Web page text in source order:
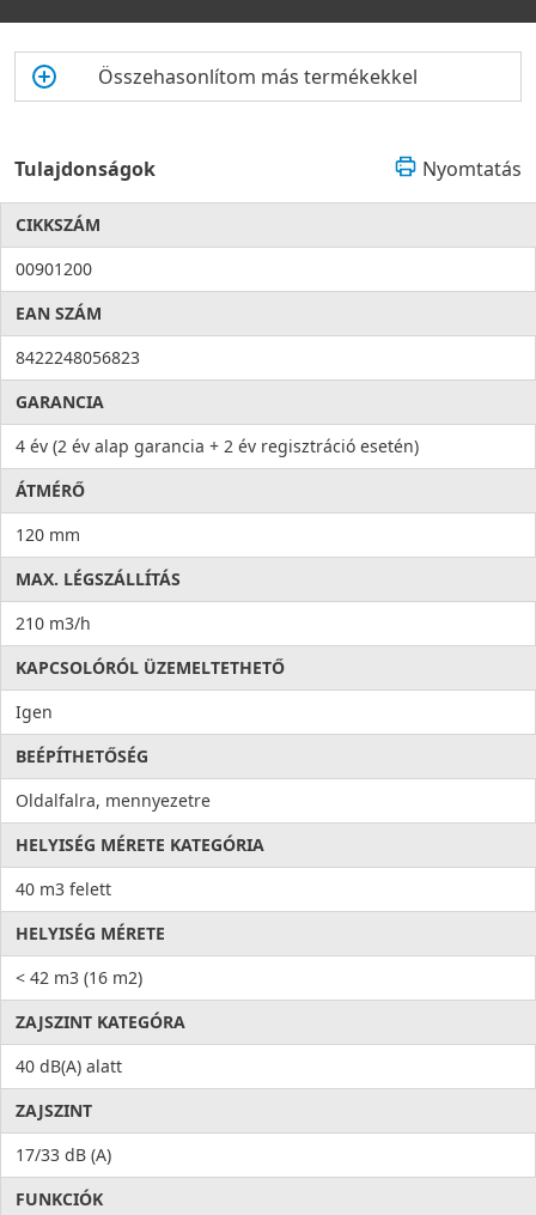
Összehasonlítom más termékekkel
Tulajdonságok Nyomtatás
CIKKSZÁM
00901200
EAN SZÁM
8422248056823
GARANCIA
4 év (2 év alap garancia + 2 év regisztráció esetén)
ÁTMÉRŐ
120 mm
MAX. LÉGSZÁLLÍTÁS
210 m3/h
KAPCSOLÓRÓL ÜZEMELTETHETŐ
Igen
BEÉPÍTHETŐSÉG
Oldalfalra, mennyezetre
HELYISÉG MÉRETE KATEGÓRIA
40 m3 felett
HELYISÉG MÉRETE
< 42 m3 (16 m2)
ZAJSZINT KATEGÓRA
40 dB(A) alatt
ZAJSZINT
17/33 dB (A)
FUNKCIÓK